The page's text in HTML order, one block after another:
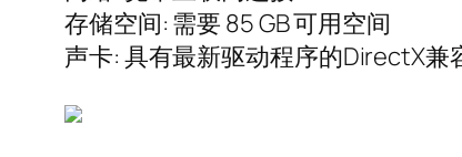
存储空间: 需要 85 GB 可用空间
声卡: 具有最新驱动程序的DirectX兼